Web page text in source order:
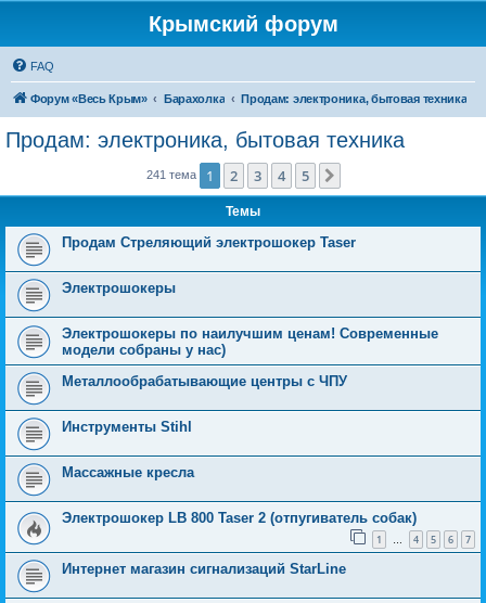
Крымский форум
FAQ
Форум «Весь Крым» Барахолка Продам: электроника, бытовая техника
Продам: электроника, бытовая техника
241 тема 1 2 3 4 5
Темы
Продам Стреляющий электрошокер Taser
Электрошокеры
Электрошокеры по наилучшим ценам! Современные
модели собраны у нас)
Металлообрабатывающие центры с ЧПУ
Инструменты Stihl
Массажные кресла
Электрошокер LB 800 Taser 2 (отпугиватель собак)
1 … 4 5 6 7
Интернет магазин сигнализаций StarLine